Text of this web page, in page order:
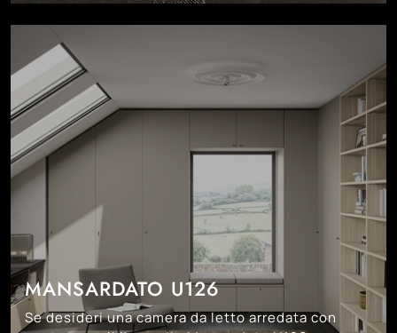
MANSARDATO U126
Se desideri una camera da letto arredata con